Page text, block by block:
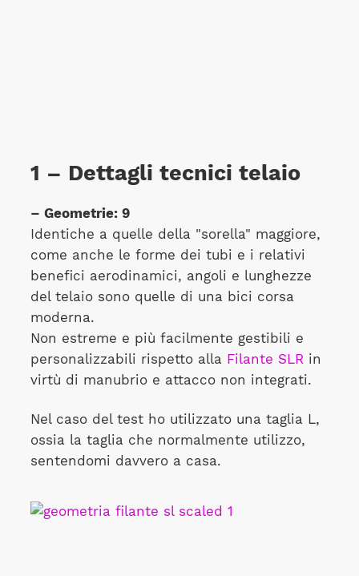
1 – Dettagli tecnici telaio
– Geometrie: 9
Identiche a quelle della "sorella" maggiore,
come anche le forme dei tubi e i relativi
benefici aerodinamici, angoli e lunghezze
del telaio sono quelle di una bici corsa
moderna.
Non estreme e più facilmente gestibili e
personalizzabili rispetto alla Filante SLR in
virtù di manubrio e attacco non integrati.
Nel caso del test ho utilizzato una taglia L,
ossia la taglia che normalmente utilizzo,
sentendomi davvero a casa.